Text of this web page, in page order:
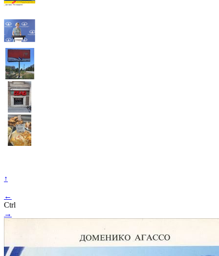
↑
←
Ctrl
→